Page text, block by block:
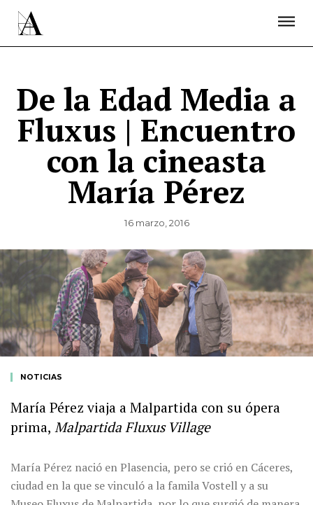
De la Edad Media a
Fluxus | Encuentro
con la cineasta
María Pérez
16 marzo, 2016
NOTICIAS
María Pérez viaja a Malpartida con su ópera
prima, Malpartida Fluxus Village
María Pérez nació en Plasencia, pero se crió en Cáceres,
ciudad en la que se vinculó a la famila Vostell y a su
ÚNETE A LA ACADEMIA DE CINE
PRENSA
NEWSLETTER